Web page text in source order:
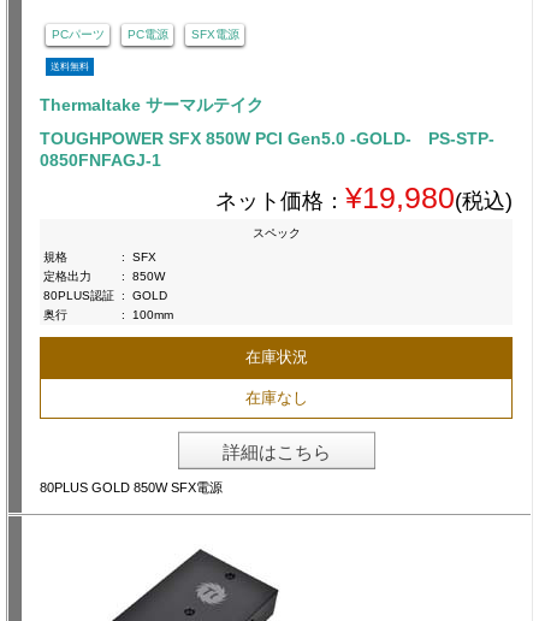
PCパーツ PC電源 SFX電源
送料無料
Thermaltake サーマルテイク
TOUGHPOWER SFX 850W PCI Gen5.0 -GOLD- PS-STP-
0850FNFAGJ-1
ネット価格： ¥19,980(税込)
スペック
規格
:
SFX
定格出力
:
850W
80PLUS認証 :
GOLD
奥行
: 100mm
在庫状況
在庫なし
詳細はこちら
80PLUS GOLD 850W SFX電源